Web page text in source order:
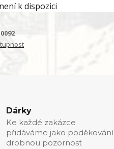
k dispozici
Dárky
Ke každé zakázce
přidáváme jako poděkování
drobnou pozornost